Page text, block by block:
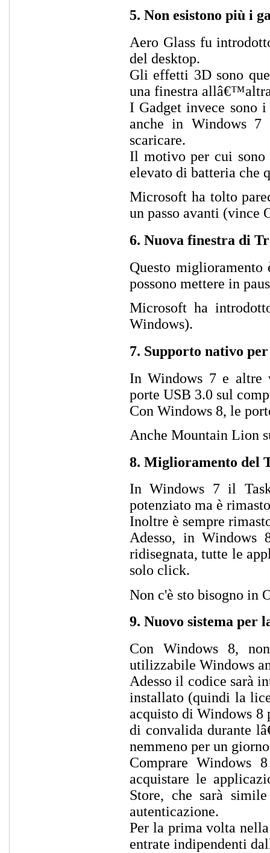
5. Non esistono più i
Aero Glass fu
del desktop.
Gli effetti 3D sono
una finestra
I Gadget invece sono
anche in Windows
scaricare.
Il motivo per cui
elevato di batteria che
Microsoft ha tolto
un passo avanti (vince
6. Nuova finestra di
Questo
possono mettere in
Microsoft ha
Windows).
7. Supporto nativo
In Windows 7 e altre
porte USB 3.0 sul
Con Windows 8, le
Anche Mountain Lion
8. Miglioramento del
In Windows 7 il
potenziato ma è
Inoltre è sempre
Adesso, in Windows
ridisegnata, tutte le
solo click.
Non c'è sto bisogno in
9. Nuovo sistema per
Con Windows 8,
utilizzabile Windows
Adesso il codice sarà
installato (quindi la
acquisto di Windows 8
di convalida durante
nemmeno per un
Comprare Windows
acquistare le
Store, che sarà
autenticazione.
Per la prima volta
entrate indipendenti